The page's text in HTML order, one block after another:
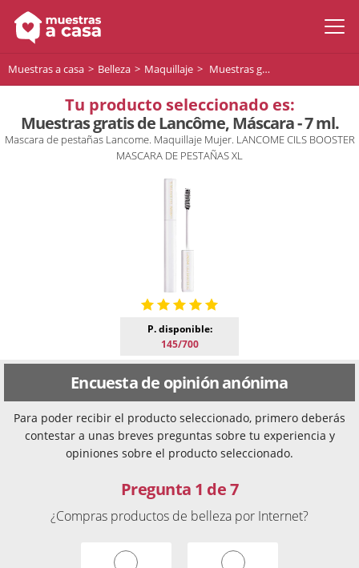
Muestras a casa Belleza Maquillaje Muestras gratis de Lancôme, Máscara - 7 ml.
Tu producto seleccionado es:
Muestras gratis de Lancôme, Máscara - 7 ml.
Mascara de pestañas Lancome. Maquillaje Mujer. LANCOME CILS BOOSTER
MASCARA DE PESTAÑAS XL
P. disponible:
145/700
Encuesta de opinión anónima
Para poder recibir el producto seleccionado, primero deberás
contestar a unas breves preguntas sobre tu experiencia y
opiniones sobre el producto seleccionado.
Pregunta 1 de 7
¿Compras productos de belleza por Internet?